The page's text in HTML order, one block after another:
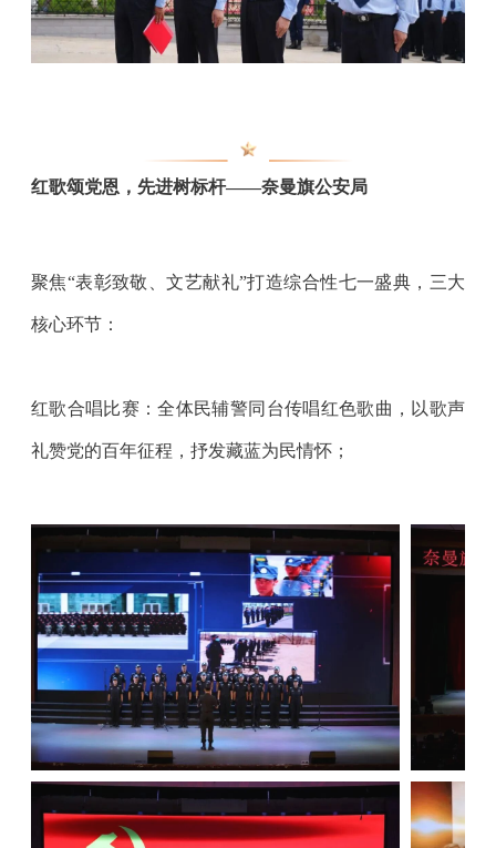
红歌颂党恩，先进树标杆——奈曼旗公安局
聚焦“表彰致敬、文艺献礼”打造综合性七一盛典，三大
核心环节：
红歌合唱比赛：全体民辅警同台传唱红色歌曲，以歌声
礼赞党的百年征程，抒发藏蓝为民情怀；